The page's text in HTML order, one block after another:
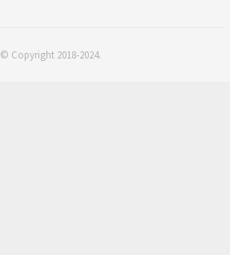
© Copyright 2018-2024.